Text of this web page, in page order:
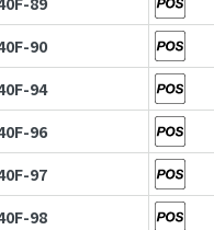
90
94
96
97
98